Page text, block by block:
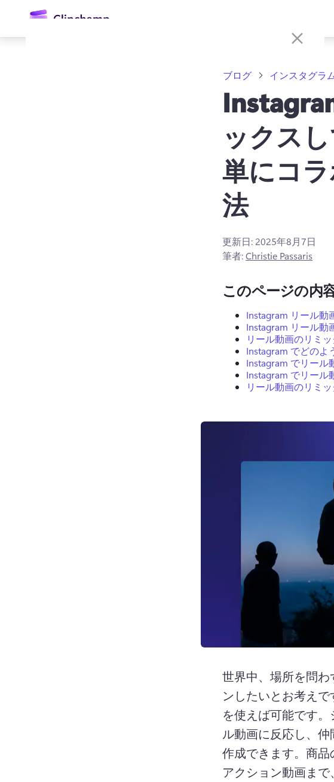
テ
ブログ インスタグラ
ックス
単にコ
法
更新日: 2025年8月7日
筆者:Christie Passaris
このページの内
Instagram リール動
Instagram リール動
リール動画のリミ
Instagram でどのよ
Instagram でリール
Instagram でリール
リール動画のリミ
世界中、場所を問
ンしたいとお考えで
を使えば可能です。
ル動画に反応し、
作成できます。 商品
アクション動画ま